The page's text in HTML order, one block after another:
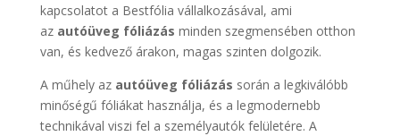
kapcsolatot a Bestfólia vállalkozásával, ami
az autóüveg fóliázás minden szegmensében otthon
van, és kedvező árakon, magas szinten dolgozik.
A műhely az autóüveg fóliázás során a legkiválóbb
minőségű fóliákat használja, és a legmodernebb
technikával viszi fel a személyautók felületére. A